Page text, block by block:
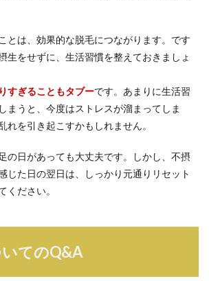
とは、効果的な脱毛につながります。です
生をせずに、生活習慣を整えておきましょ
すぎることもタブーです。あまりに生活習
まうと、今度はストレスが溜まってしま
れを引き起こすかもしれません。
の日があっても大丈夫です。しかし、不摂
じた日の翌日は、しっかり元通りリセット
ください。
てのQ&A